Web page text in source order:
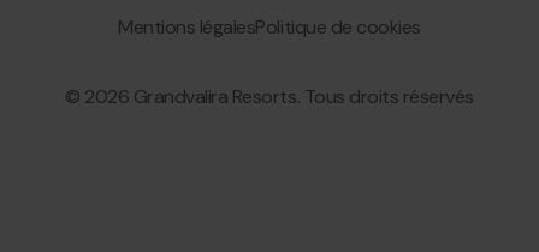
© 2026 Grandvalira Resorts. Tous droits réservés
Granvalira
Politique de cookies
Mentions légales